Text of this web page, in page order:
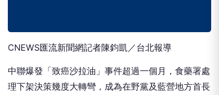
CNEWS匯流新聞網記者陳鈞凱／台北報導
中聯爆發「致癌沙拉油」事件超過一個月，食藥署處
理下架決策幾度大轉彎，成為在野黨及藍營地方首長